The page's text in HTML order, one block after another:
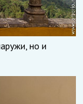
но и